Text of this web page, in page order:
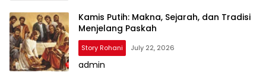
Kamis Putih: Makna, Sejarah, dan Tradisi
Menjelang Paskah
Story Rohani July 22, 2026
admin